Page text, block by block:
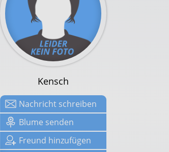
Kensch
Nachricht schreiben
Blume senden
Freund hinzufügen